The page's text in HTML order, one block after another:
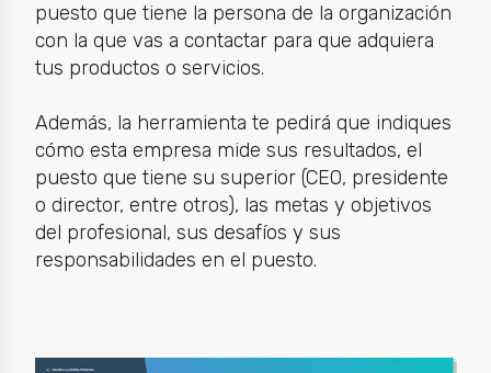
puesto que tiene la persona de la organización
con la que vas a contactar para que adquiera
tus productos o servicios.
Además, la herramienta te pedirá que indiques
cómo esta empresa mide sus resultados, el
puesto que tiene su superior (CEO, presidente
o director, entre otros), las metas y objetivos
del profesional, sus desafíos y sus
responsabilidades en el puesto.